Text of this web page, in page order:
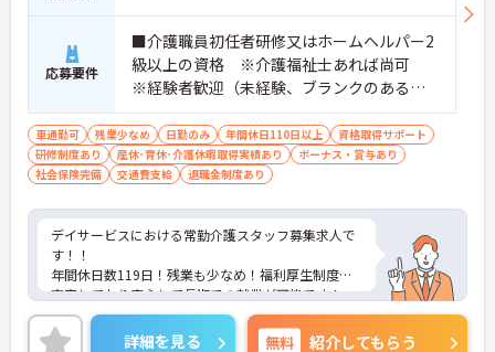
応募要件
■介護職員初任者研修又はホームヘルパー2
級以上の資格 ※介護福祉士あれば尚可
※経験者歓迎（未経験、ブランクのある方
相談可能） ■普通自動車運転免許（AT限定
可）
車通勤可 残業少なめ 日勤のみ 年間休日110日以上
資格取得サポート
研修制度あり
産休･育休･介護休暇取得実績あり
ボーナス・賞与あり
社会保険完備
交通費支給 退職金制度あり
デイサービスにおける常勤介護スタッフ募集求人で
す！！
年間休日数119日！残業も少なめ！福利厚生制度が
充実しており安心して長期での就業が可能です！
ご興味ある方には、面接のポイントなど、さらに詳
細をお話致しますのでお気軽にご相談ください。
詳細を見る 無料 紹介してもらう